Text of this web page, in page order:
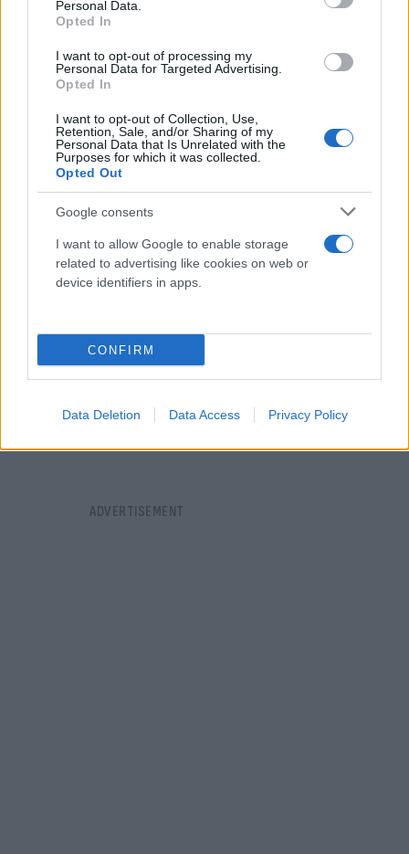
Personal Data.
Opted In
I want to opt-out of processing my
Personal Data for Targeted Advertising.
Opted In
I want to opt-out of Collection, Use,
Retention, Sale, and/or Sharing of my
Personal Data that Is Unrelated with the
Purposes for which it was collected.
Opted Out
Google consents
I want to allow Google to enable storage
related to advertising like cookies on web or
device identifiers in apps.
CONFIRM
Data Deletion Data Access Privacy Policy
«Νονός της AI» προειδοποιεί: Σε λίγο δεν θα
μπορούμε να «ξεπεράσουμε» νοητικά την
Τεχνητή Νοημοσύνη
08.08.2026